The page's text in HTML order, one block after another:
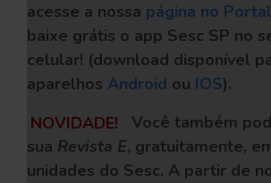
acesse a nossa página no
baixe grátis o app Sesc SP no
celular! (download disponível
aparelhos Android ou IOS).
NOVIDADE!
Você também
sua Revista E, gratuitamente,
unidades do Sesc. A partir de